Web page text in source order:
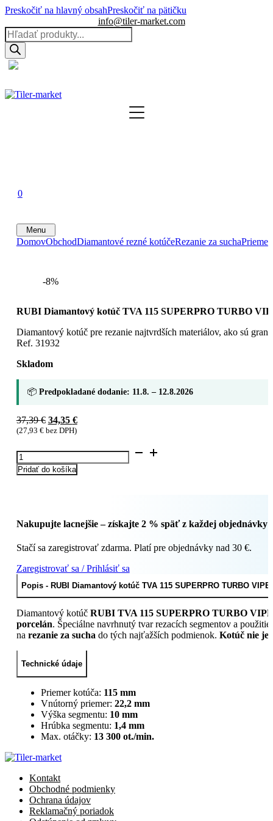
Preskočiť na hlavný obsahPreskočiť na pätičku
info@tiler-market.com
Products
search
0
Menu
DomovObchodDiamantové rezné kotúčeRezanie za sucha
-8%
RUBI Diamantový kotúč TVA 115 SUPERPRO TURBO
Diamantový kotúč pre rezanie najtvrdších materiálov, ako sú
Ref. 31932
Skladom
📦 Predpokladané dodanie: 11.8. – 12.8.2026
37,39€ Pôvodná
cena
37,39 €.
34,35 €Aktuálna
cena
34,35 €.
(27,93 €bez DPH)
množstvo
RUBI
Diamantový
TURBO
na
materiály
(Ref.
31932)
Pridať do košíka
Nakupujte lacnejšie – získajte 2 % späť z každej objednávky
Stačí sa zaregistrovať zdarma. Platí pre objednávky nad 30 €.
Zaregistrovať sa / Prihlásiť sa
Popis - RUBI Diamantový kotúč TVA 115 SUPERPRO TURBO
Diamantový kotúč RUBI TVA 115 SUPERPRO TURBO
porcelán. Špeciálne navrhnutý tvar rezacích segmentov a
na rezanie za sucha do tých najťažších podmienok. Kotúč nie je
Technické údaje
Priemer kotúča: 115 mm
Vnútorný priemer: 22,2 mm
Výška segmentu: 10 mm
Hrúbka segmentu: 1,4 mm
Max. otáčky: 13 300 ot./min.
Kontakt
Obchodné podmienky
Ochrana údajov
Reklamačný poriadok